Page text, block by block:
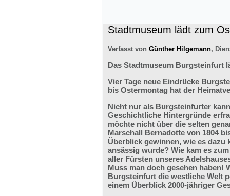
Stadtmuseum lädt zum
Verfasst von Günther Hilgemann,
Das Stadtmuseum Burgsteinfurt
Vier Tage neue Eindrücke
bis Ostermontag hat der
Nicht nur als Burgsteinfurter
Geschichtliche Hintergründe
möchte nicht über die selten
Marschall Bernadotte von 1804
Überblick gewinnen, wie es dazu
ansässig wurde? Wie kam es
aller Fürsten unseres
Muss man doch gesehen haben!
Burgsteinfurt die westliche Welt
einem Überblick 2000-jähriger